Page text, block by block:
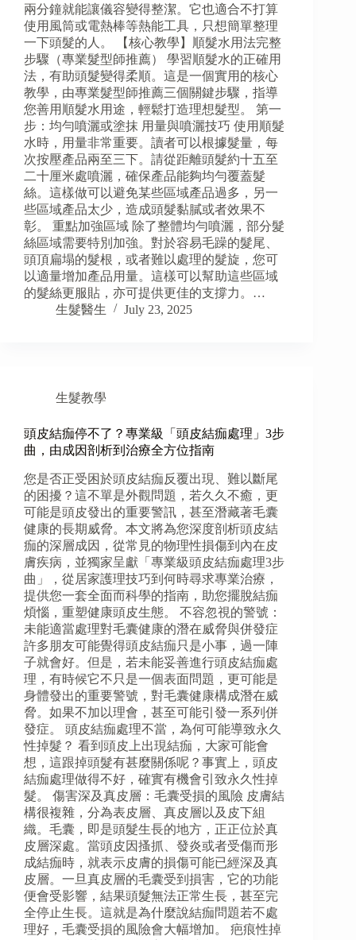
兩分鐘就能讓儀容變得整潔。它也適合不打算
使用風筒或電熱棒等熱能工具，只想簡單整理
一下頭髮的人。 【核心教學】順髮水用法完整
步驟（專業髮型師推薦） 學習順髮水的正確用
法，有助頭髮變得柔順。這是一個實用的核心
教學，由專業髮型師推薦三個關鍵步驟，指導
您善用順髮水用途，輕鬆打造理想髮型。 第一
步：均勻噴灑或塗抹 用量與噴灑技巧 使用順髮
水時，用量非常重要。讀者可以根據髮量，每
次按壓產品兩至三下。請從距離頭髮約十五至
二十厘米處噴灑，確保產品能夠均勻覆蓋髮
絲。這樣做可以避免某些區域產品過多，另一
些區域產品太少，造成頭髮黏膩或者效果不
彰。 重點加強區域 除了整體均勻噴灑，部分髮
絲區域需要特別加強。對於容易毛躁的髮尾、
頭頂扁塌的髮根，或者難以處理的髮旋，您可
以適量增加產品用量。這樣可以幫助這些區域
的髮絲更服貼，亦可提供更佳的支撐力。…
生髮醫生
July 23, 2025
生髮教學
頭皮結痂停不了？專業級「頭皮結痂處理」3步
曲，由成因剖析到治療全方位指南
您是否正受困於頭皮結痂反覆出現、難以斷尾
的困擾？這不單是外觀問題，若久久不癒，更
可能是頭皮發出的重要警訊，甚至潛藏著毛囊
健康的長期威脅。本文將為您深度剖析頭皮結
痂的深層成因，從常見的物理性損傷到內在皮
膚疾病，並獨家呈獻「專業級頭皮結痂處理3步
曲」，從居家護理技巧到何時尋求專業治療，
提供您一套全面而科學的指南，助您擺脫結痂
煩惱，重塑健康頭皮生態。 不容忽視的警號：
未能適當處理對毛囊健康的潛在威脅與併發症
許多朋友可能覺得頭皮結痂只是小事，過一陣
子就會好。但是，若未能妥善進行頭皮結痂處
理，有時候它不只是一個表面問題，更可能是
身體發出的重要警號，對毛囊健康構成潛在威
脅。如果不加以理會，甚至可能引發一系列併
發症。 頭皮結痂處理不當，為何可能導致永久
性掉髮？ 看到頭皮上出現結痂，大家可能會
想，這跟掉頭髮有甚麼關係呢？事實上，頭皮
結痂處理做得不好，確實有機會引致永久性掉
髮。 傷害深及真皮層：毛囊受損的風險 皮膚結
構很複雜，分為表皮層、真皮層以及皮下組
織。毛囊，即是頭髮生長的地方，正正位於真
皮層深處。當頭皮因搔抓、發炎或者受傷而形
成結痂時，就表示皮膚的損傷可能已經深及真
皮層。一旦真皮層的毛囊受到損害，它的功能
便會受影響，結果頭髮無法正常生長，甚至完
全停止生長。這就是為什麼說結痂問題若不處
理好，毛囊受損的風險會大幅增加。 疤痕性掉